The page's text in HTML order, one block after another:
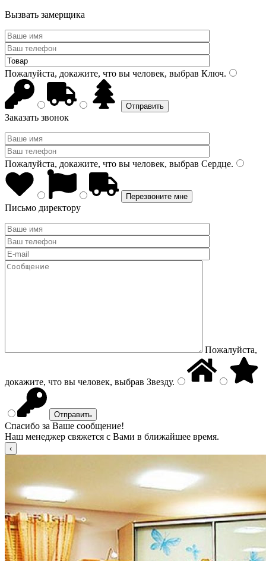
Вызвать замерщика
Пожалуйста, докажите, что вы человек, выбрав Ключ.
Заказать звонок
Пожалуйста, докажите, что вы человек, выбрав Сердце.
Письмо директору
Пожалуйста,
докажите, что вы человек, выбрав Звезду.
Спасибо за Ваше сообщение!
Наш менеджер свяжется с Вами в ближайшее время.